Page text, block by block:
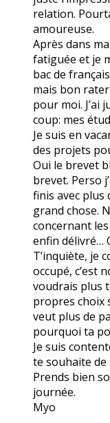
relation.
amoureuse.
Après dans
fatiguée et je
bac de
mais bon
pour moi. J’ai
coup: mes
Je suis en
des projets
Oui le brevet
brevet. Perso
finis avec plus
grand chose.
concernant
enfin délivré…
T’inquiète, je
occupé, c’est
voudrais plus
propres choix
veut plus de
pourquoi ta
Je suis
te souhaite de
Prends bien
journée.
Myo